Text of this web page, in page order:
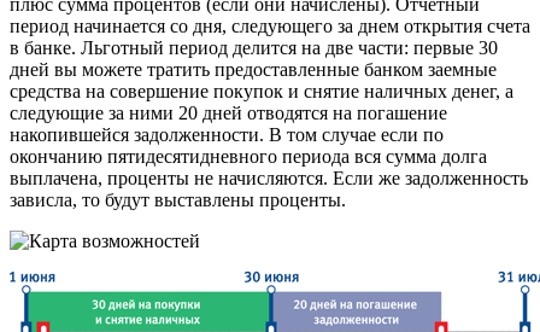
плюс сумма процентов (если они начислены). Отчетный
период начинается со дня, следующего за днем открытия счета
в банке. Льготный период делится на две части: первые 30
дней вы можете тратить предоставленные банком заемные
средства на совершение покупок и снятие наличных денег, а
следующие за ними 20 дней отводятся на погашение
накопившейся задолженности. В том случае если по
окончанию пятидесятидневного периода вся сумма долга
выплачена, проценты не начисляются. Если же задолженность
зависла, то будут выставлены проценты.